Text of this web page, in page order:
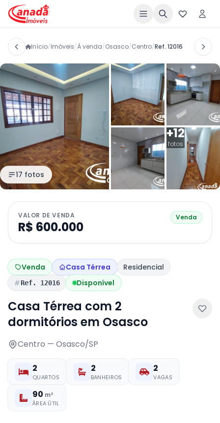
Início/Imóveis/À venda/Osasco/Centro/Ref. 12016
+12
fotos
17 fotos
VALOR DE VENDA
R$ 600.000
Venda
Venda Casa Térrea Residencial
Ref. 12016 Disponível
Casa Térrea com 2
dormitórios em Osasco
Centro — Osasco/SP
2
QUARTOS
2
BANHEIROS
2
VAGAS
90 m²
ÁREA ÚTIL